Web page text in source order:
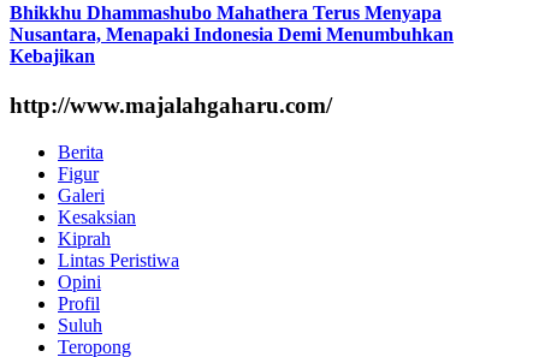
Bhikkhu Dhammashubo Mahathera Terus Menyapa
Nusantara, Menapaki Indonesia Demi Menumbuhkan
Kebajikan
http://www.majalahgaharu.com/
Berita
Figur
Galeri
Kesaksian
Kiprah
Lintas Peristiwa
Opini
Profil
Suluh
Teropong